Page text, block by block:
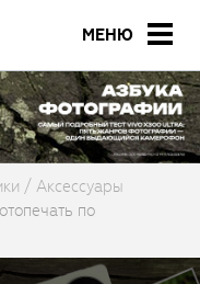
МЕНЮ
Аксессуары
по